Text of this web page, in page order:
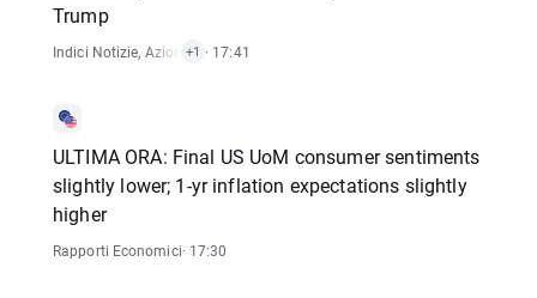
Trump
Indici Notizie, Azioni Notizie
+1 · 17:41
ULTIMA ORA: Final US UoM consumer sentiments
slightly lower; 1-yr inflation expectations slightly
higher
Rapporti Economici· 17:30